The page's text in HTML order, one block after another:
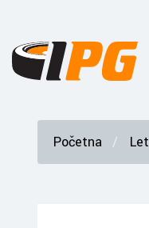
Početna